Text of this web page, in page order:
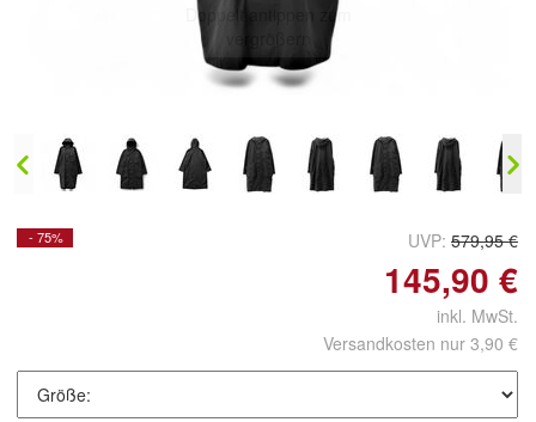
Doppelt antippen zum
- 75% UVP: 579,95 €
145,90 €
inkl. MwSt.
Versandkosten nur 3,90 €